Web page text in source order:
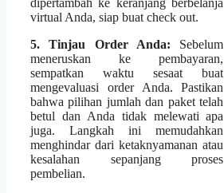
dipertambah ke keranjang berbelanja
virtual Anda, siap buat check out.
5. Tinjau Order Anda: Sebelum
meneruskan ke pembayaran,
sempatkan waktu sesaat buat
mengevaluasi order Anda. Pastikan
bahwa pilihan jumlah dan paket telah
betul dan Anda tidak melewati apa
juga. Langkah ini memudahkan
menghindar dari ketaknyamanan atau
kesalahan sepanjang proses
pembelian.